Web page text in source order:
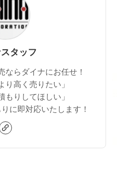
タッフ
ならダイナにお任せ！
り高く売りたい」
もりしてほしい」
に即対応いたします！